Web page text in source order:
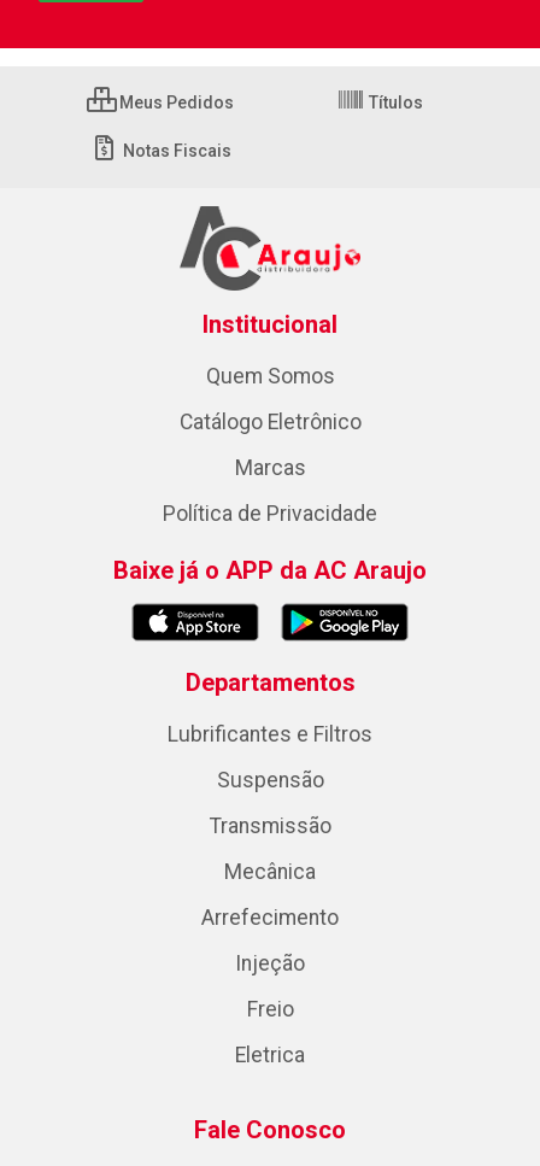
Meus Pedidos Títulos
Notas Fiscais
Institucional
Quem Somos
Catálogo Eletrônico
Marcas
Política de Privacidade
Baixe já o APP da AC Araujo
Departamentos
Lubrificantes e Filtros
Suspensão
Transmissão
Mecânica
Arrefecimento
Injeção
Freio
Eletrica
Fale Conosco